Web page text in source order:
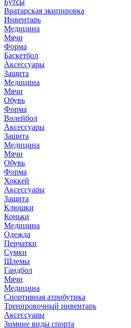
Бутсы
Вратарская экипировка
Инвентарь
Медицина
Мячи
Форма
Баскетбол
Аксессуары
Защита
Медицина
Мячи
Обувь
Форма
Волейбол
Аксессуары
Защита
Медицина
Мячи
Обувь
Форма
Хоккей
Аксессуары
Защита
Клюшки
Коньки
Медицина
Одежда
Перчатки
Сумки
Шлемы
Гандбол
Мячи
Медицина
Спортивная атрибутика
Тренировочный инвентарь
Аксессуары
Зимние виды спорта